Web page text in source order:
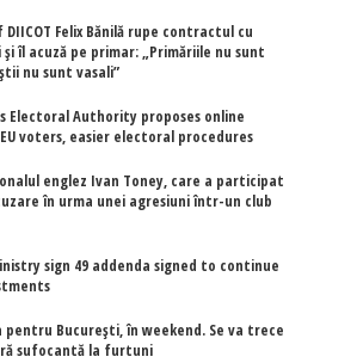
DIICOT Felix Bănilă rupe contractul cu
îl acuză pe primar: „Primăriile nu sunt
nu sunt vasali”
Electoral Authority proposes online
voters, easier electoral procedures
englez Ivan Toney, care a participat
în urma unei agresiuni într-un club
sign 49 addenda signed to continue
pentru București, în weekend. Se va trece
sufocantă la furtuni